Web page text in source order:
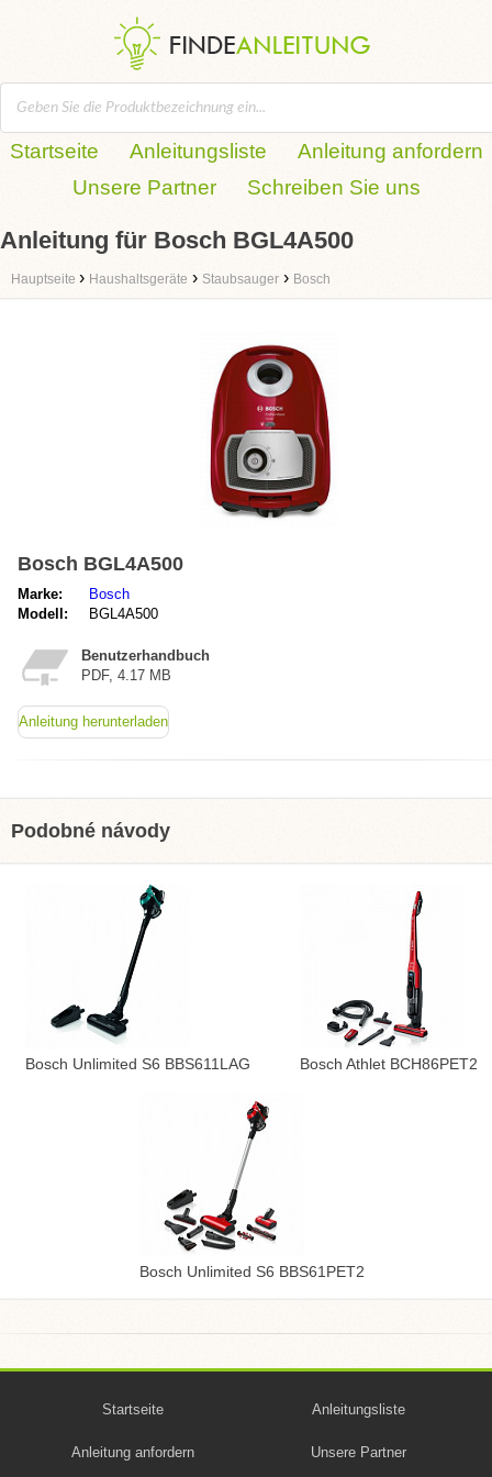
Startseite Anleitungsliste
Anleitung anfordern
Unsere Partner
Schreiben Sie uns
Anleitung für Bosch BGL4A500
Hauptseite › Haushaltsgeräte › Staubsauger › Bosch
Bosch BGL4A500
Marke:
Bosch
Modell:
BGL4A500
Benutzerhandbuch
PDF, 4.17 MB
Anleitung herunterladen
Podobné návody
Bosch Unlimited S6 BBS611LAG Bosch Athlet BCH86PET2
Bosch Unlimited S6 BBS61PET2
Startseite Anleitungsliste
Anleitung anfordern Unsere Partner